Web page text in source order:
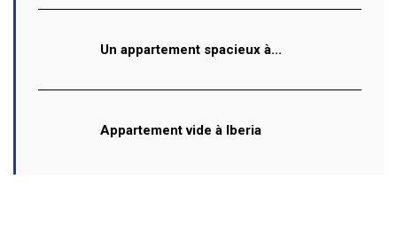
Un appartement spacieux à...
Appartement vide à Iberia